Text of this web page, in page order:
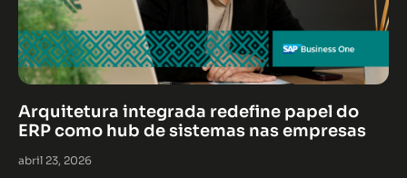
Arquitetura integrada redefine papel do
ERP como hub de sistemas nas empresas
abril 23, 2026